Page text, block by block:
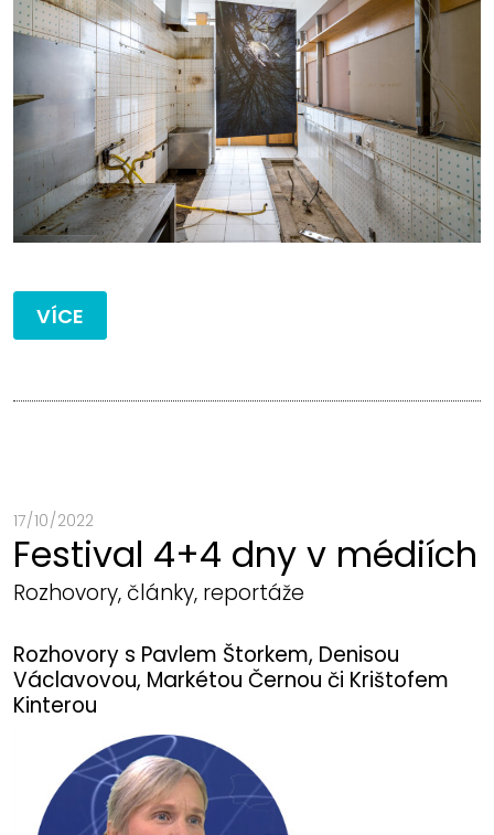
VÍCE
17 / 10 / 2022
Festival 4+4 dny v médiích
Rozhovory, články, reportáže
Rozhovory s Pavlem Štorkem, Denisou
Václavovou, Markétou Černou či Krištofem
Kinterou